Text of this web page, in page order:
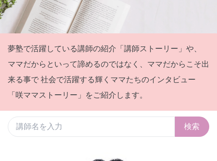
夢塾で活躍している講師の紹介「講師ストーリー」や、
ママだからといって諦めるのではなく、ママだからこそ出
来る事で 社会で活躍する輝くママたちのインタビュー
「咲ママストーリー」をご紹介します。
検索